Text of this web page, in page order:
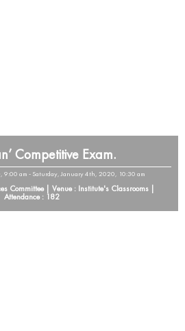
Competitive Exam.
9:00 am - Saturday, January 4th, 2020, 10:30 am
Committee | Venue : Institute's Classrooms |
Attendance : 182